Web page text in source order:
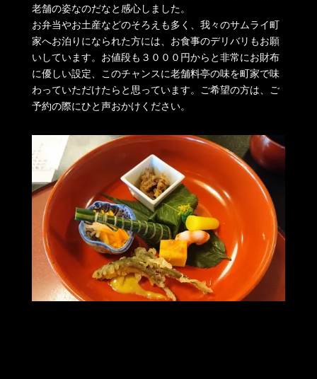
老舗の姿なのだなと感心しました。
お弁当やお土産などのそろえも多く、我々のサムライ町
家へお泊りになられた方には、お食事のデリバリもお願
いしています。お値段も３０００円からと非常にお財布
に優しい設定、このチャンスに老舗料亭の味を町家で味
わっていただけたらと思っています。ご希望の方は、ご
予約の際にひと声おかけください。